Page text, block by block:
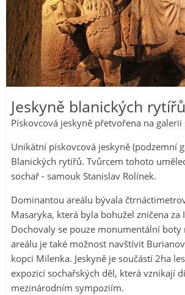
Jeskyně blanických rytířů
Pískovcová jeskyně přetvořena na galerii
Unikátní pískovcová jeskyně (podzemní
Blanických rytířů. Tvůrcem tohoto
sochař - samouk Stanislav Rolínek.
Dominantou areálu bývala
Masaryka, která byla bohužel zničena za
Dochovaly se pouze monumentální boty
areálu je také možnost navštívit
kopci Milenka. Jeskyně je součástí 2ha
expozicí sochařských děl, která vznikají
mezinárodním sympoziím.